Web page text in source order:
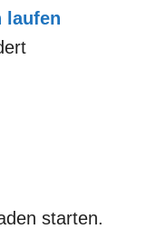
laufen
starten.